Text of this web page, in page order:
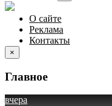
О сайте
Реклама
Контакты
×
Главное
вчера